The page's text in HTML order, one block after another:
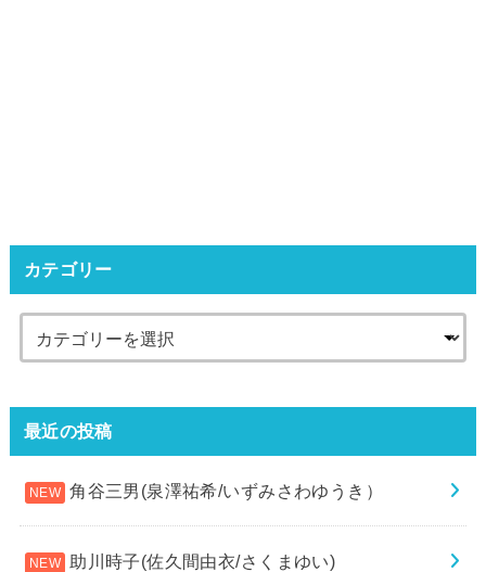
カテゴリー
最近の投稿
角谷三男(泉澤祐希/いずみさわゆうき）
助川時子(佐久間由衣/さくまゆい)